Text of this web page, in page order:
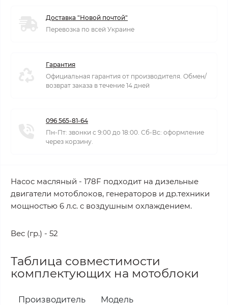
Доставка "Новой почтой"
Перевозка по всей Украине
Гарантия
Официальная гарантия от производителя. Обмен/
возврат заказа в течение 14 дней
096 565-81-64
Пн-Пт: звонки с 9:00 до 18:00. Сб-Вс: оформление
через корзину.
Насос масляный - 178F подходит на дизельные
двигатели мотоблоков, генераторов и др.техники
мощностью 6 л.с. с воздушным охлаждением.
Вес (гр.) - 52
Таблица совместимости
комплектующих на мотоблоки
Производитель Модель